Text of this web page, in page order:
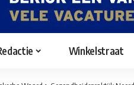
Winkelstraat